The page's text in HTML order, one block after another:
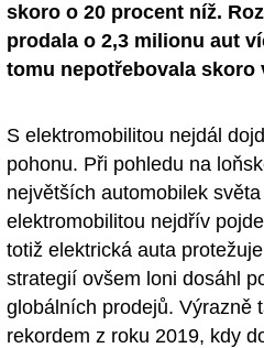
skoro o 20 procent níž.
prodala o 2,3 milionu aut
tomu nepotřebovala skoro
S elektromobilitou nejdál
pohonu. Při pohledu na
největších automobilek
elektromobilitou nejdřív
totiž elektrická auta
strategií ovšem loni dosáhl
globálních prodejů. Výrazně
rekordem z roku 2019, kdy